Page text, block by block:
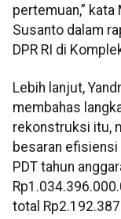
pertemuan,” kata
Susanto dalam
DPR RI di
Lebih lanjut,
membahas
rekonstruksi itu,
besaran efisiensi
PDT tahun
total